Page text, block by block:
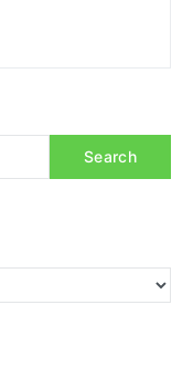
Search